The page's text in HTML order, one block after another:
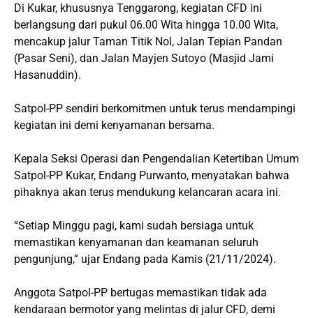
Di Kukar, khususnya Tenggarong, kegiatan CFD ini
berlangsung dari pukul 06.00 Wita hingga 10.00 Wita,
mencakup jalur Taman Titik Nol, Jalan Tepian Pandan
(Pasar Seni), dan Jalan Mayjen Sutoyo (Masjid Jami
Hasanuddin).
Satpol-PP sendiri berkomitmen untuk terus mendampingi
kegiatan ini demi kenyamanan bersama.
Kepala Seksi Operasi dan Pengendalian Ketertiban Umum
Satpol-PP Kukar, Endang Purwanto, menyatakan bahwa
pihaknya akan terus mendukung kelancaran acara ini.
“Setiap Minggu pagi, kami sudah bersiaga untuk
memastikan kenyamanan dan keamanan seluruh
pengunjung,” ujar Endang pada Kamis (21/11/2024).
Anggota Satpol-PP bertugas memastikan tidak ada
kendaraan bermotor yang melintas di jalur CFD, demi